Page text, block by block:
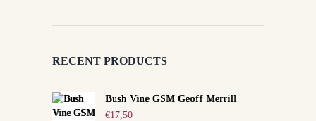
RECENT PRODUCTS
Bush Vine GSM Geoff Merrill
€17,50